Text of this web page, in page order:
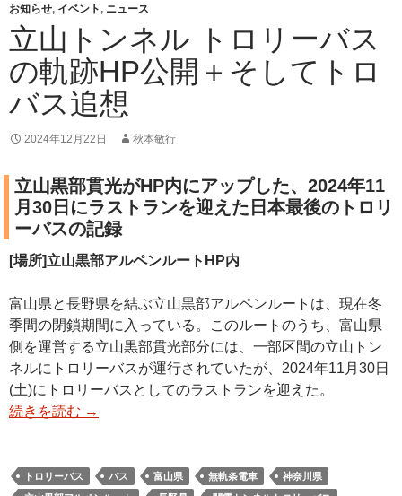
お知らせ, イベント , ニュース
立山トンネル トロリーバス
の軌跡HP公開＋そしてトロ
バス追想
2024年12月22日 秋本敏行
立山黒部貫光がHP内にアップした、2024年11
月30日にラストランを迎えた日本最後のトロリ
ーバスの記録
[場所]立山黒部アルペンルートHP内
富山県と長野県を結ぶ立山黒部アルペンルートは、現在冬
季間の閉鎖期間に入っている。このルートのうち、富山県
側を運営する立山黒部貫光部分には、一部区間の立山トン
ネルにトロリーバスが運行されていたが、2024年11月30日
(土)にトロリーバスとしてのラストランを迎えた。
続きを読む →
トロリーバス バス 富山県 無軌条電車
神奈川県